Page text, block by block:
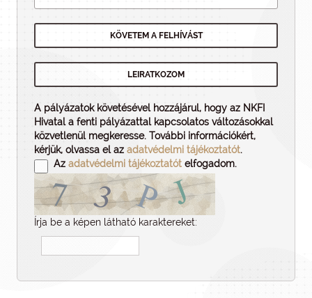
A pályázatok követésével hozzájárul, hogy az NKFI
Hivatal a fenti pályázattal kapcsolatos változásokkal
közvetlenül megkeresse. További információkért,
kérjük, olvassa el az adatvédelmi tájékoztatót.
Az adatvédelmi tájékoztatót elfogadom.
Írja be a képen látható karaktereket: